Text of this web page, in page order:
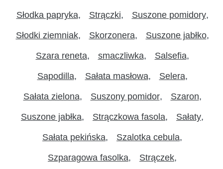
Słodka papryka Strączki Suszone pomidory
Słodki ziemniak Skorzonera Suszone jabłko
Szara reneta smaczliwka Salsefia
Sapodilla Sałata masłowa Selera
Sałata zielona Suszony pomidor Szaron
Suszone jabłka Strączkowa fasola Sałaty
Sałata pekińska Szalotka cebula
Szparagowa fasolka Strączek